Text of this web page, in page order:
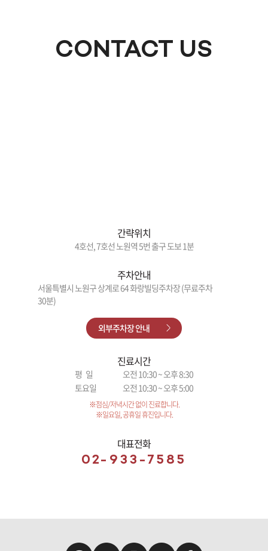
CONTACT US
간략위치
4호선, 7호선 노원역 5번 출구 도보 1분
주차안내
서울특별시 노원구 상계로 64 화랑빌딩주차장 (무료주차
30분)
외부주차장 안내
진료시간
평 일
오전 10:30 ~ 오후 8:30
토요일
오전 10:30 ~ 오후 5:00
※점심/저녁시간 없이 진료합니다.
※일요일, 공휴일 휴진입니다.
대표전화
02-933-7585